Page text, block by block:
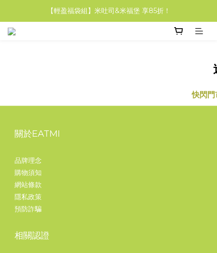
【中秋限定】無麩質米餅乾禮盒．3盒組9折！
【輕盈福袋組】米吐司&米福堡 享85折！
【中秋限定】無麩質米餅乾禮盒．3盒組9折！
快閃門
關於EATMI
品牌理念
購物須知
網站條款
隱私政策
預防詐騙
相關認證